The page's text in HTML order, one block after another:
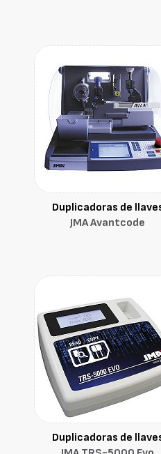
Duplicadoras de
JMA Avantcode
Duplicadoras de